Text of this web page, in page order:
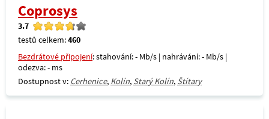
Coprosys
3.7
testů celkem:460
Bezdrátové připojení: stahování: - Mb/s | nahrávání: - Mb/s |
odezva: - ms
Dostupnost v: Cerhenice, Kolín, Starý Kolín, Štítary